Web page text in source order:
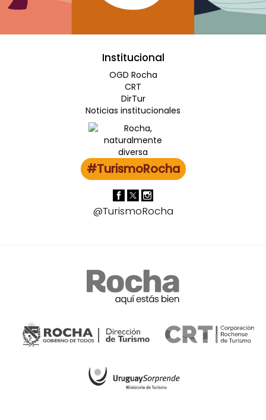
Institucional
OGD Rocha
CRT
DirTur
Noticias institucionales
#TurismoRocha
@TurismoRocha